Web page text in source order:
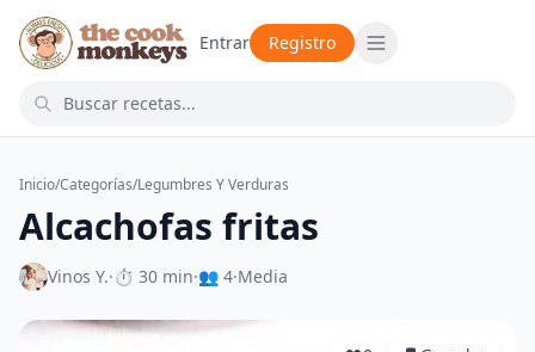
Entrar Registro
Inicio/Categorías/Legumbres Y Verduras
Alcachofas fritas
Vinos Y.·⏱ 30 min·👥 4·Media